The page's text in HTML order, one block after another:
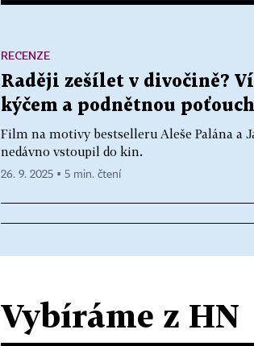
Raději zešílet v divočině?
kýčem a podnětnou
Film na motivy bestselleru Aleše Palána a
nedávno vstoupil do kin.
RECENZE
26. 9. 2025 ▪ 5 min. čtení
Vybíráme z HN